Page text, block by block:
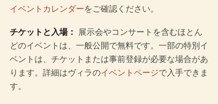
イベントカレンダーをご確認ください。
チケットと入場：
展示会やコンサートを含むほとん
どのイベントは、一般公開で無料です。一部の特別イ
ベントは、チケットまたは事前登録が必要な場合があ
ります。詳細はヴィラのイベントページで入手できま
す。